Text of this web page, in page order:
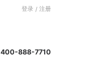
登录 / 注册
400-888-7710